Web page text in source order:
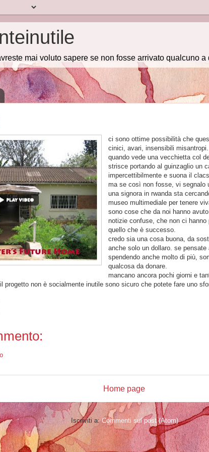
mai voluto sapere se non fosse arrivato qualcuno
ci sono ottime possibilità che
cinici, avari, insensibili
quando vede una vecchietta col
strisce portando al guinzaglio un
impercettibilmente e suona il
ma se così non fosse, vi segnalo
una signora in rwanda sta
museo multimediale per tenere
sono cose che da noi hanno
notizie confuse, che non ci
quello che è successo.
credo sia una cosa buona, da
anche solo un dollaro. se
spendendo anche molto di più,
qualcosa da donare.
mancano ancora pochi giorni e
progetto non è socialmente inutile sono sicuro che potete fare uno
Home page
Iscriviti a:Commenti sul post (Atom)